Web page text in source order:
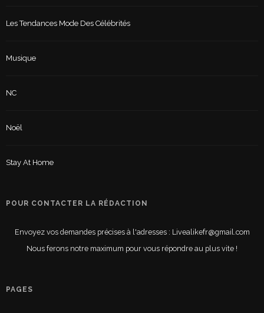
Les Tendances Mode Des Célébrités
Musique
NC
Noël
Stay At Home
POUR CONTACTER LA RÉDACTION
Envoyez vos demandes précises à l'adresses : Livealikefr@gmail.com
Nous ferons notre maximum pour vous répondre au plus vite !
PAGES